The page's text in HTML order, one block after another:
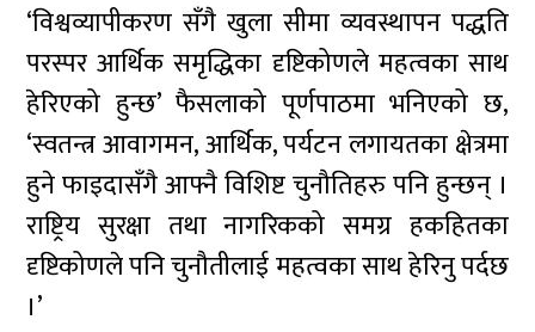
‘विश्वव्यापीकरण सँगै खुला सीमा व्यवस्थापन पद्धति
परस्पर आर्थिक समृद्धिका दृष्टिकोणले महत्वका साथ
हेरिएको हुन्छ’ फैसलाको पूर्णपाठमा भनिएको छ,
‘स्वतन्त्र आवागमन, आर्थिक, पर्यटन लगायतका क्षेत्रमा
हुने फाइदासँगै आफ्नै विशिष्ट चुनौतिहरु पनि हुन्छन् ।
राष्ट्रिय सुरक्षा तथा नागरिकको समग्र हकहितका
दृष्टिकोणले पनि चुनौतीलाई महत्वका साथ हेरिनु पर्दछ
।’